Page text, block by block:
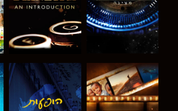
בדוק את הסדרה צפה